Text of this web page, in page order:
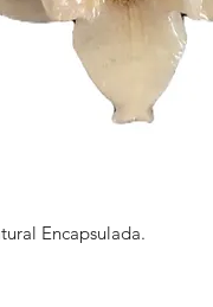
Encapsulada.